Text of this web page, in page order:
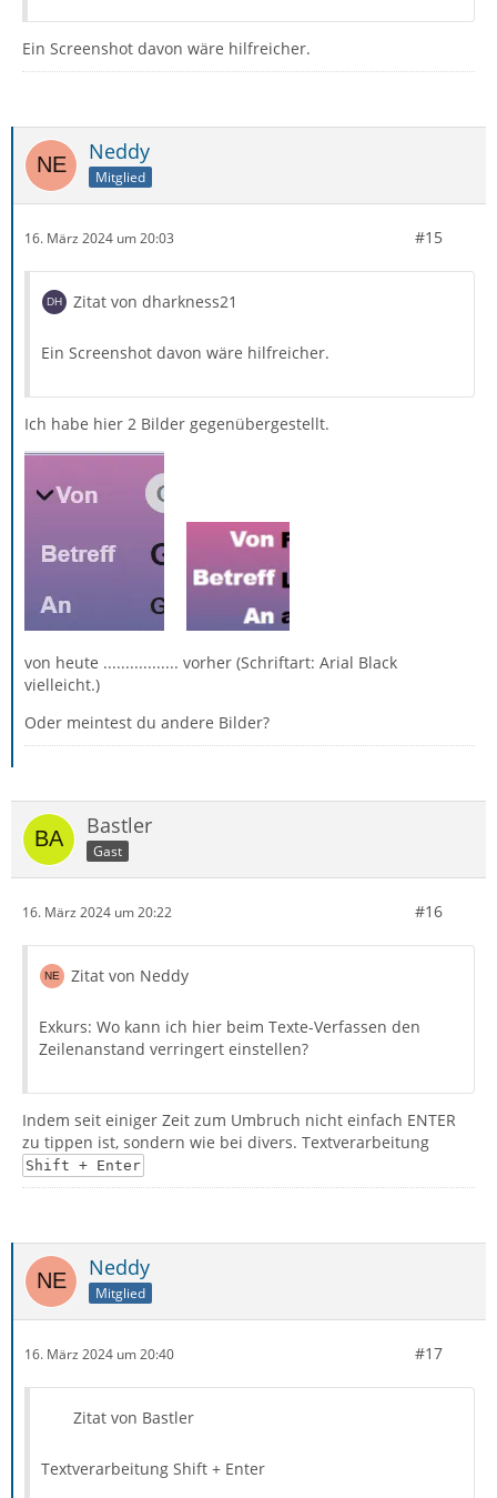
Ein Screenshot davon wäre hilfreicher.
Neddy
Mitglied
16. März 2024 um 20:03 #15
Zitat von dharkness21
Ein Screenshot davon wäre hilfreicher.
Ich habe hier 2 Bilder gegenübergestellt.
von heute ................. vorher (Schriftart: Arial Black
vielleicht.)
Oder meintest du andere Bilder?
Bastler
Gast
16. März 2024 um 20:22 #16
Zitat von Neddy
Exkurs: Wo kann ich hier beim Texte-Verfassen den
Zeilenanstand verringert einstellen?
Indem seit einiger Zeit zum Umbruch nicht einfach ENTER
zu tippen ist, sondern wie bei divers. Textverarbeitung
Shift + Enter
Neddy
Mitglied
16. März 2024 um 20:40 #17
Zitat von Bastler
Textverarbeitung Shift + Enter